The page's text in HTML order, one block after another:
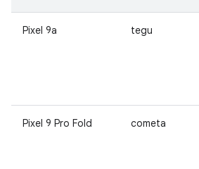
Pixel 9a tegu
Pixel 9 Pro Fold cometa